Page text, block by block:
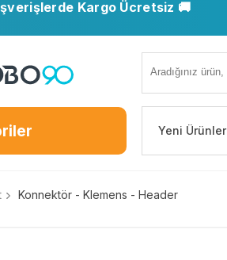
Kargo Ücretsiz 🚚
Yeni Ürünler
Konnektör - Klemens - Header